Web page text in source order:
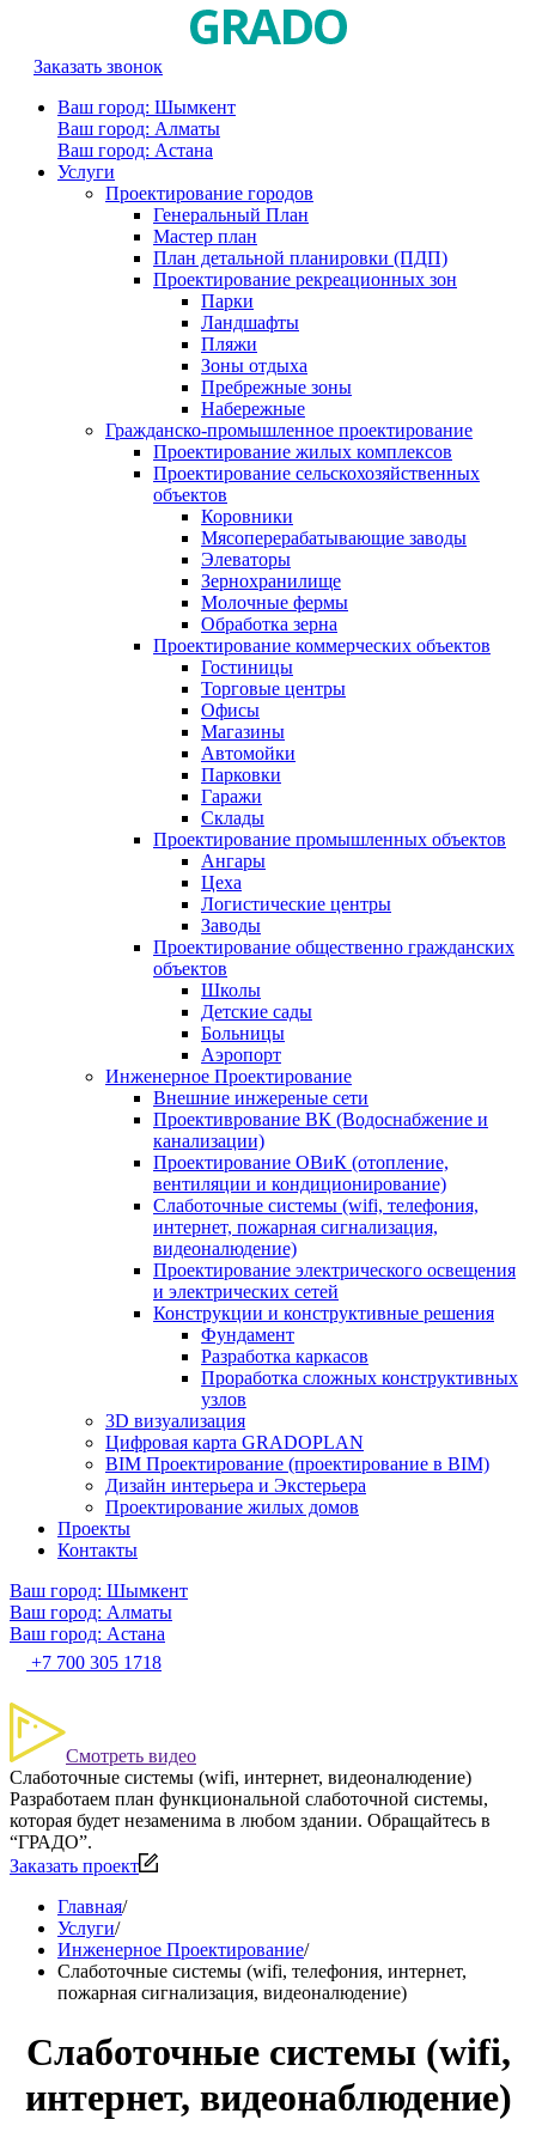
Заказать звонок
Ваш город: Шымкент
Ваш город: Алматы
Ваш город: Астана
Услуги
Проектирование городов
Генеральный План
Мастер план
План детальной планировки (ПДП)
Проектирование рекреационных зон
Парки
Ландшафты
Пляжи
Зоны отдыха
Пребрежные зоны
Набережные
Гражданско-промышленное проектирование
Проектирование жилых комплексов
Проектирование сельскохозяйственных
объектов
Коровники
Мясоперерабатывающие заводы
Элеваторы
Зернохранилище
Молочные фермы
Обработка зерна
Проектирование коммерческих объектов
Гостиницы
Торговые центры
Офисы
Магазины
Автомойки
Парковки
Гаражи
Склады
Проектирование промышленных объектов
Ангары
Цеха
Логистические центры
Заводы
Проектирование общественно гражданских
объектов
Школы
Детские сады
Больницы
Аэропорт
Инженерное Проектирование
Внешние инжереные сети
Проективрование ВК (Водоснабжение и
канализации)
Проектирование ОВиК (отопление,
вентиляции и кондиционирование)
Слаботочные системы (wifi, телефония,
интернет, пожарная сигнализация,
видеоналюдение)
Проектирование электрического освещения
и электрических сетей
Конструкции и конструктивные решения
Фундамент
Разработка каркасов
Проработка сложных конструктивных
узлов
3D визуализация
Цифровая карта GRADOPLAN
BIM Проектирование (проектирование в BIM)
Дизайн интерьера и Экстерьера
Проектирование жилых домов
Проекты
Контакты
Ваш город: Шымкент
Ваш город: Алматы
Ваш город: Астана
+7 700 305 1718
Смотреть видео
Слаботочные системы (wifi, интернет, видеоналюдение)
Разработаем план функциональной слаботочной системы,
которая будет незаменима в любом здании. Обращайтесь в
“ГРАДО”.
Заказать проект
Главная/
Услуги/
Инженерное Проектирование/
Слаботочные системы (wifi, телефония, интернет,
пожарная сигнализация, видеоналюдение)
Слаботочные системы (wifi,
интернет, видеонаблюдение)